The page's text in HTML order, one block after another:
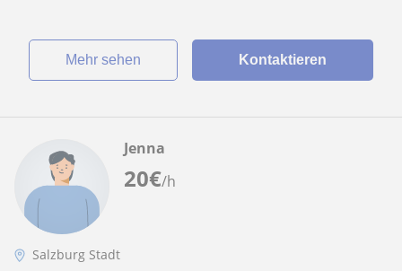
Mehr sehen Kontaktieren
20€/h
Jenna
Salzburg Stadt